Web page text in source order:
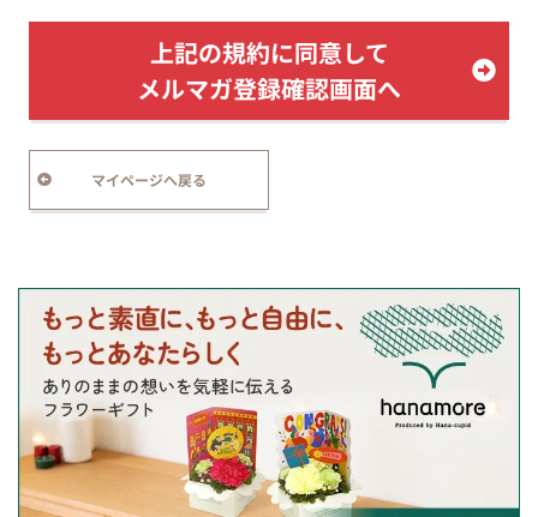
マイページへ戻る
上記の規約に同意して
メルマガ登録確認画面へ